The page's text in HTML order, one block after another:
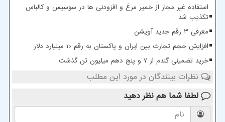
استفاده غیر مجاز از خمیر مرغ و افزودنی ها در سوسیس و کالباس
تکذیب شد
معرفی ۳ رقم جدید آویشن
افزایش حجم تجارت بین ایران و پاکستان به رقم 10 میلیارد دلار
خرید تضمینی گندم از ۷ و پنج دهم میلیون تن گذشت
نظرات بینندگان در مورد این مطلب
لطفا شما هم نظر دهید